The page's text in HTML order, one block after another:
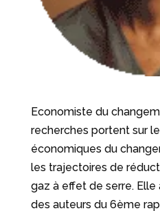
Economiste du
recherches portent sur
économiques du
les trajectoires de
gaz à effet de serre. Elle
des auteurs du 6ème